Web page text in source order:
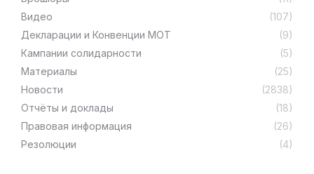
Видео
(107)
Декларации и Конвенции МОТ
(9)
Кампании солидарности
(5)
Материалы
(25)
Новости
(2838)
Отчёты и доклады
(18)
Правовая информация
(26)
Резолюции
(4)